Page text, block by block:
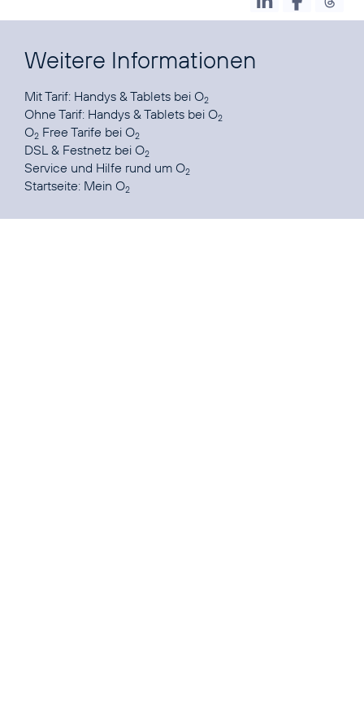
Weitere Informationen
Mit Tarif: Handys & Tablets bei O2
Ohne Tarif: Handys & Tablets bei O2
O2 Free Tarife bei O2
DSL & Festnetz bei O2
Service und Hilfe rund um O2
Startseite: Mein O2